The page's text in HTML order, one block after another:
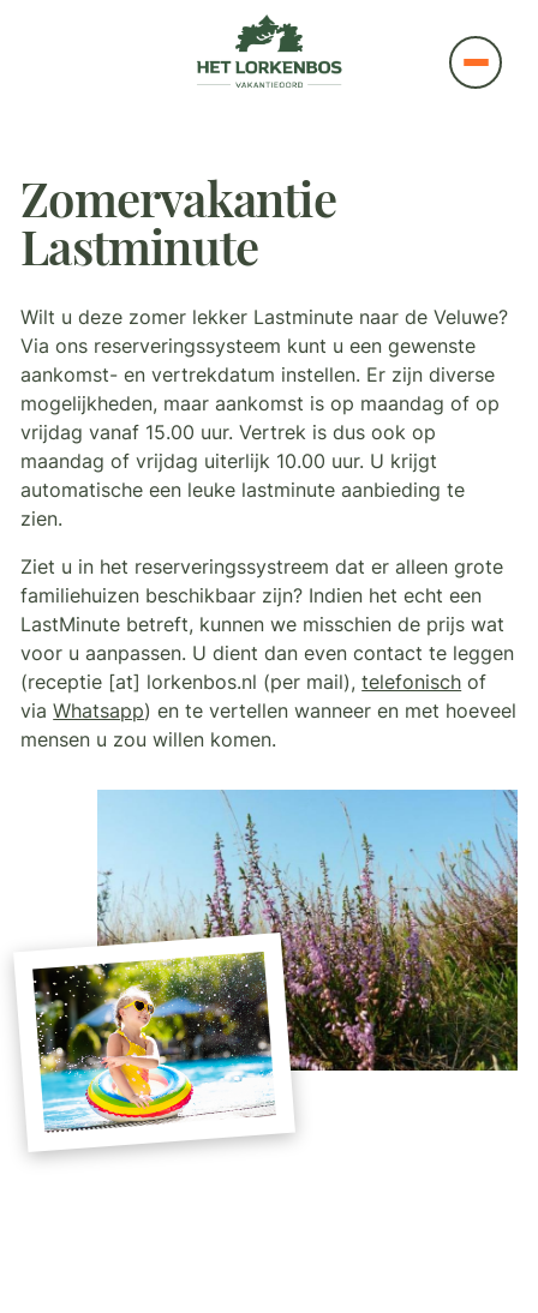
Zomervakantie
Lastminute
Wilt u deze zomer lekker Lastminute naar de Veluwe?
Via ons reserveringssysteem kunt u een gewenste
aankomst- en vertrekdatum instellen. Er zijn diverse
mogelijkheden, maar aankomst is op maandag of op
vrijdag vanaf 15.00 uur. Vertrek is dus ook op
maandag of vrijdag uiterlijk 10.00 uur. U krijgt
automatische een leuke lastminute aanbieding te
zien.
Ziet u in het reserveringssystreem dat er alleen grote
familiehuizen beschikbaar zijn? Indien het echt een
LastMinute betreft, kunnen we misschien de prijs wat
voor u aanpassen. U dient dan even contact te leggen
(receptie [at] lorkenbos.nl (per mail),telefonisch of
viaWhatsapp) en te vertellen wanneer en met hoeveel
mensen u zou willen komen.